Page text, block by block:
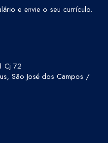
e envie o seu currículo.
Cj 72
São José dos Campos /